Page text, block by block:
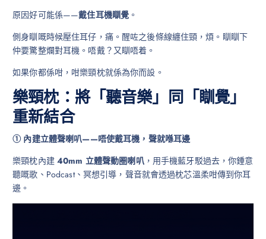
原因好可能係——戴住耳機瞓覺 。
側身瞓嘅時候壓住耳仔，痛。醒咗之後條線纏住頸，煩。瞓瞓下
仲要驚整爛對耳機。唔戴？又瞓唔着。
如果你都係咁，咁樂頸枕就係為你而設。
樂頸枕：將「聽音樂」同「瞓覺」
重新結合
① 內建立體聲喇叭——唔使戴耳機，聲就喺耳邊
樂頸枕內建 40mm 立體聲動圈喇叭，用手機藍牙駁過去，你鍾意
聽嘅歌、Podcast、冥想引導，聲音就會透過枕芯溫柔咁傳到你耳
邊。